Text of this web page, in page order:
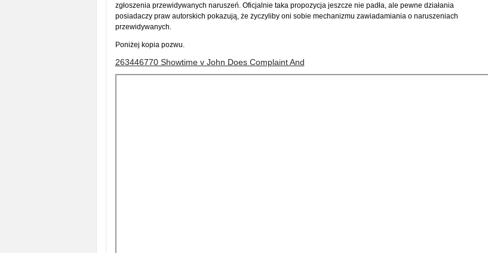
zgłoszenia przewidywanych naruszeń. Oficjalnie taka propozycja jeszcze nie padła, ale pewne działania
posiadaczy praw autorskich pokazują, że życzyliby oni sobie mechanizmu zawiadamiania o naruszeniach
przewidywanych.
Poniżej kopia pozwu.
263446770 Showtime v John Does Complaint And